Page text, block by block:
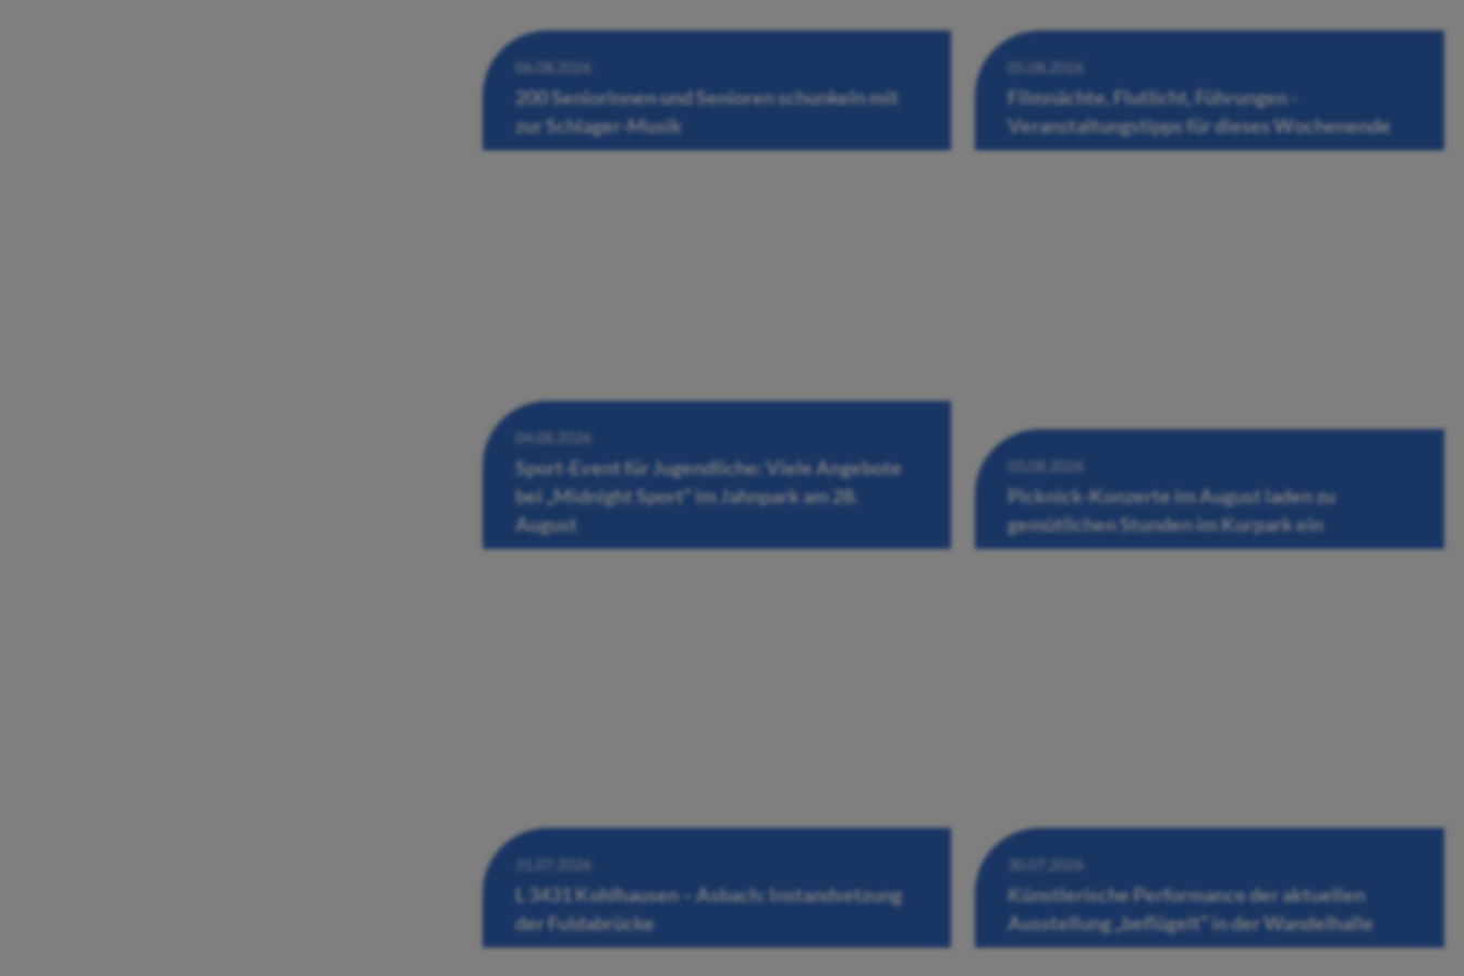
06.08.2026
200 Seniorinnen und Senioren schunkeln mit
zur Schlager-Musik
05.08.2026
Filmnächte, Flutlicht, Führungen -
Veranstaltungstipps für dieses Wochenende
04.08.2026
Sport-Event für Jugendliche: Viele Angebote
bei „Midnight Sport“ im Jahnpark am 28.
August
03.08.2026
Picknick-Konzerte im August laden zu
gemütlichen Stunden im Kurpark ein
31.07.2026
L 3431 Kohlhausen – Asbach: Instandsetzung
der Fuldabrücke
30.07.2026
Künstlerische Performance der aktuellen
Ausstellung „beflügelt“ in der Wandelhalle